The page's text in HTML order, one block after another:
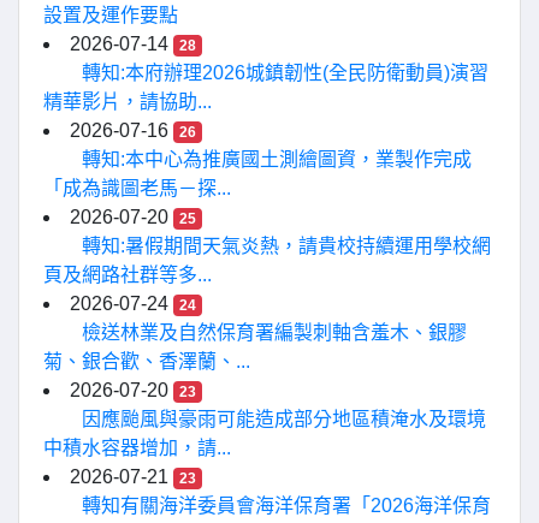
設置及運作要點
2026-07-14
28
轉知:本府辦理2026城鎮韌性(全民防衛動員)演習
精華影片，請協助...
2026-07-16
26
轉知:本中心為推廣國土測繪圖資，業製作完成
「成為識圖老馬－探...
2026-07-20
25
轉知:暑假期間天氣炎熱，請貴校持續運用學校網
頁及網路社群等多...
2026-07-24
24
檢送林業及自然保育署編製刺軸含羞木、銀膠
菊、銀合歡、香澤蘭、...
2026-07-20
23
因應颱風與豪雨可能造成部分地區積淹水及環境
中積水容器增加，請...
2026-07-21
23
轉知有關海洋委員會海洋保育署「2026海洋保育